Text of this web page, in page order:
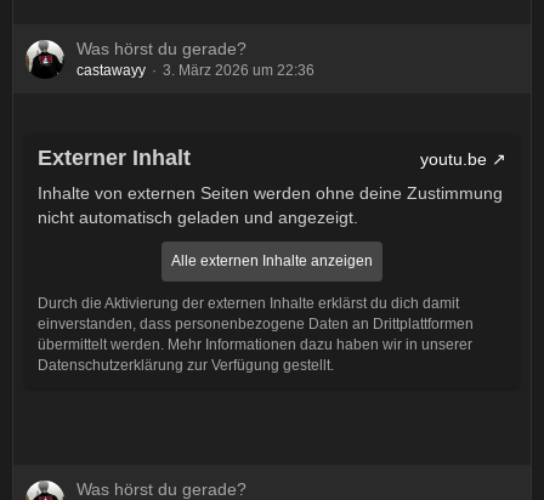
Was hörst du gerade?
castawayy 3. März 2026 um 22:36
Externer Inhalt
youtu.be
Inhalte von externen Seiten werden ohne deine Zustimmung
nicht automatisch geladen und angezeigt.
Alle externen Inhalte anzeigen
Durch die Aktivierung der externen Inhalte erklärst du dich damit
einverstanden, dass personenbezogene Daten an Drittplattformen
übermittelt werden. Mehr Informationen dazu haben wir in unserer
Datenschutzerklärung zur Verfügung gestellt.
Was hörst du gerade?